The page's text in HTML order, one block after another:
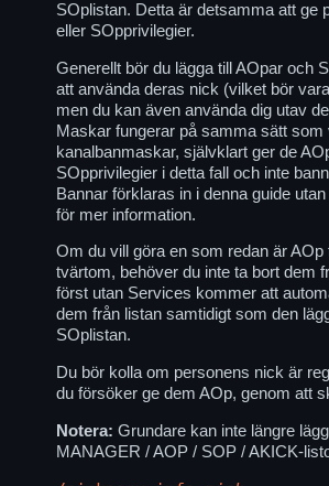
SOplistan. Detta är detsamma att ge
eller SOpprivilegier.
Generellt bör du lägga till AOpar och
att använda deras nick (vilket bör
men du kan även använda dig utav
Maskar fungerar på samma sätt som
kanalbanmaskar, självklart ger de
SOpprivilegier i detta fall och inte
Bannar förklaras in i denna guide
för mer information.
Om du vill göra en som redan är AOp
tvärtom, behöver du inte ta bort dem
först utan Services kommer att
dem från listan samtidigt som den
SOplistan.
Du bör kolla om personens nick är
du försöker ge dem AOp, genom att
Notera: Grundare kan inte längre
MANAGER / AOP / SOP / AKICK-